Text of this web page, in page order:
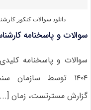
دانلود سوالات کنکور
سوالات و پاسخنامه
سوالات و پاسخنامه
۱۴۰۴ توسط
گزارش مسترتست، زمان